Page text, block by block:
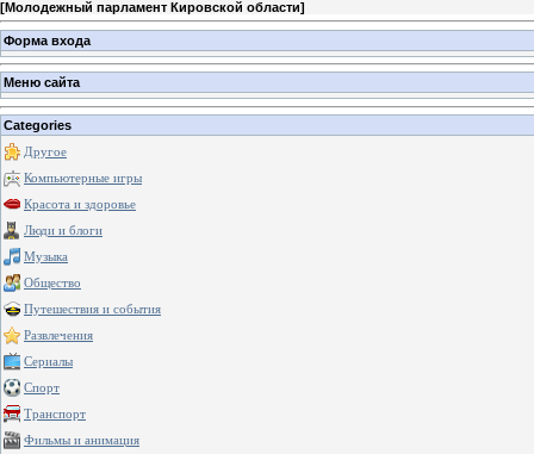
[Молодежный парламент Кировской области]
Форма входа
Меню сайта
Categories
Другое
Компьютерные игры
Красота и здоровье
Люди и блоги
Музыка
Общество
Путешествия и события
Развлечения
Сериалы
Спорт
Транспорт
Фильмы и анимация